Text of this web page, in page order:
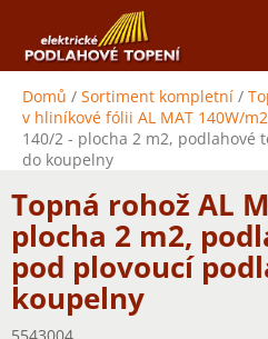
obsah
Domů / Sortiment kompletní /
v hliníkové fólii AL MAT 140W/m2
140/2 - plocha 2 m2, podlahové
do koupelny
Topná rohož AL
plocha 2 m2,
pod plovoucí
koupelny